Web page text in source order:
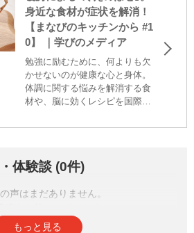
身近な食材が症状を解消！
【まなびのキッチンから #1
0】 ｜学びのメディア
勉強に励むために、何よりも欠
かせないのが健康な心と身体。
体調に関する悩みを解消する食
材や、脳に効くレシピを国際中
さんのキッチンからお届けしま
プ。その理由や簡単レシピをご
体験談 (0件)
声はまだありません。
もっと見る